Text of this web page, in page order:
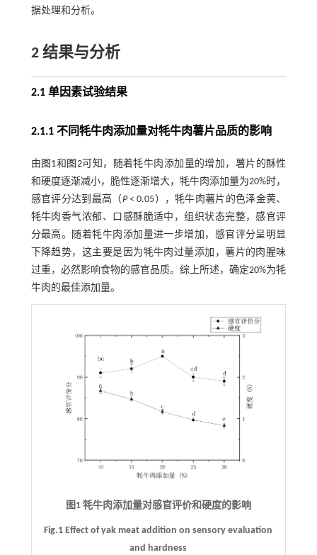
据处理和分析。
2 结果与分析
2.1 单因素试验结果
2.1.1 不同牦牛肉添加量对牦牛肉薯片品质的影响
由 图1和 图2可知，随着牦牛肉添加量的增加，薯片的酥性
和硬度逐渐减小，脆性逐渐增大，牦牛肉添加量为20%时，
感官评分达到最高（P< 0.05），牦牛肉薯片的色泽金黄、
牦牛肉香气浓郁、口感酥脆适中，组织状态完整，感官评
分最高。随着牦牛肉添加量进一步增加，感官评分呈明显
下降趋势，这主要是因为牦牛肉过量添加，薯片的肉腥味
过重，必然影响食物的感官品质。综上所述，确定20%为牦
牛肉的最佳添加量。
图1 牦牛肉添加量对感官评价和硬度的影响
Fig.1 Effect of yak meat addition on sensory evaluation
and hardness